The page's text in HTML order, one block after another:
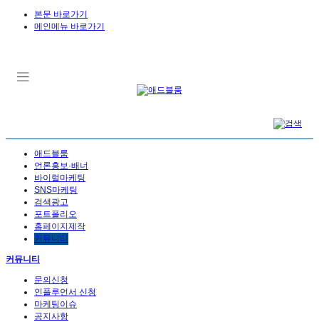
본문 바로가기
메인메뉴 바로가기
애드블룸
언론홍보·배너
바이럴마케팅
SNS마케팅
검색광고
포트폴리오
홈페이지제작
커뮤니티
커뮤니티
문의신청
인플루언서 신청
마케팅이슈
공지사항